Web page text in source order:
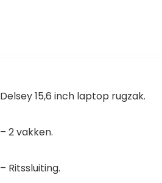
Delsey 15,6 inch laptop rugzak.
– 2 vakken.
– Ritssluiting.